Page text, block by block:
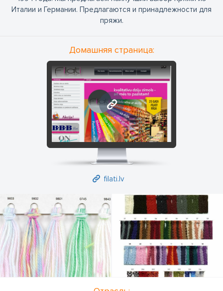
Италии и Германии. Предлагаются и принадлежности для
пряжи.
Домашняя страница:
filati.lv
filati.lv